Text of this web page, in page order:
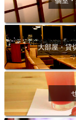
大部屋・貸